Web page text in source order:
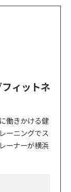
ィットネ
働きかける健
ーニングでス
ーナーが横浜